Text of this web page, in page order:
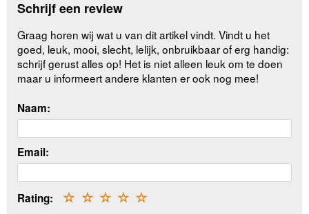
Schrijf een review
Graag horen wij wat u van dit artikel vindt. Vindt u het
goed, leuk, mooi, slecht, lelijk, onbruikbaar of erg handig:
schrijf gerust alles op! Het is niet alleen leuk om te doen
maar u informeert andere klanten er ook nog mee!
Naam:
Email:
Rating: ☆
☆
☆
☆
☆